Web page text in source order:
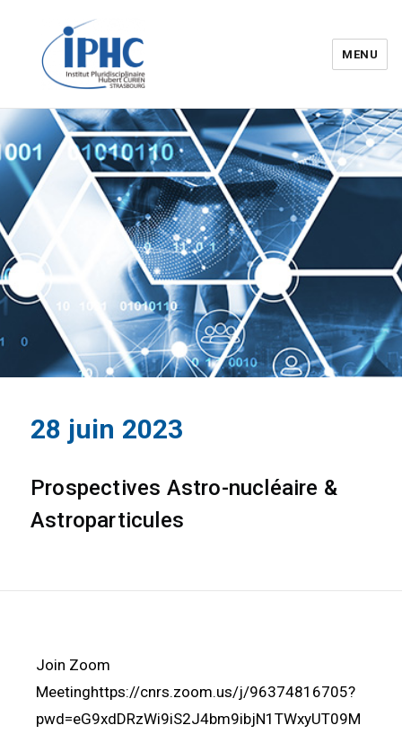
Institut pluridisciplinaire Hubert
Curien – IPHC
MENU
28 juin 2023
Prospectives Astro-nucléaire &
Astroparticules
Join Zoom
Meetinghttps://cnrs.zoom.us/j/96374816705?
pwd=eG9xdDRzWi9iS2J4bm9ibjN1TWxyUT09M